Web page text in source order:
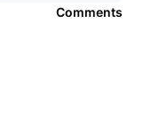
Comments